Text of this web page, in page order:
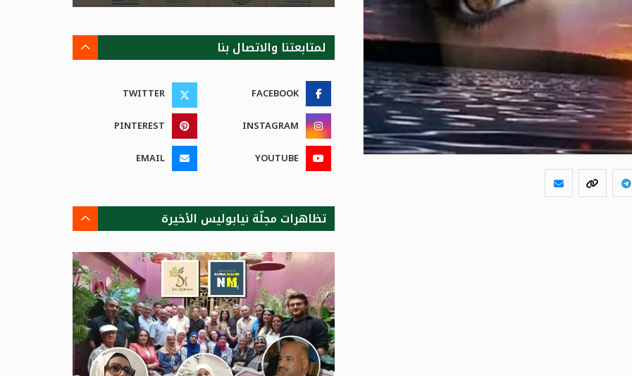
لمتابعتنا والاتصال بنا
FACEBOOK
TWITTER
INSTAGRAM
PINTEREST
YOUTUBE
EMAIL
تظاهرات مجلّة نيابوليس الأخيرة